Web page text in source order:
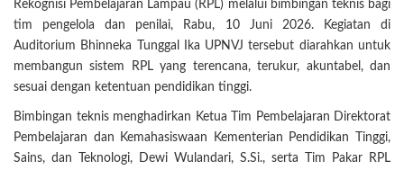
Rekognisi Pembelajaran Lampau (RPL) melalui bimbingan teknis bagi
tim pengelola dan penilai, Rabu, 10 Juni 2026. Kegiatan di
Auditorium Bhinneka Tunggal Ika UPNVJ tersebut diarahkan untuk
membangun sistem RPL yang terencana, terukur, akuntabel, dan
sesuai dengan ketentuan pendidikan tinggi.
Bimbingan teknis menghadirkan Ketua Tim Pembelajaran Direktorat
Pembelajaran dan Kemahasiswaan Kementerian Pendidikan Tinggi,
Sains, dan Teknologi, Dewi Wulandari, S.Si., serta Tim Pakar RPL